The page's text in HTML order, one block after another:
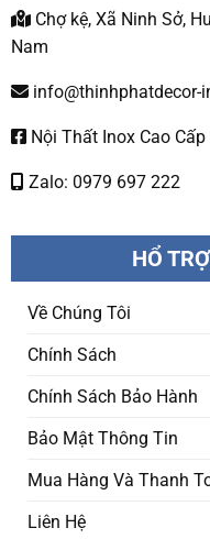
Chợ kệ, Xã Ninh Sở,
Nam
info@thinhphatdecor-
Nội Thất Inox Cao Cấp
Zalo: 0979 697 222
HỔ
Về Chúng Tôi
Chính Sách
Chính Sách Bảo Hành
Bảo Mật Thông Tin
Mua Hàng Và Thanh
Liên Hệ